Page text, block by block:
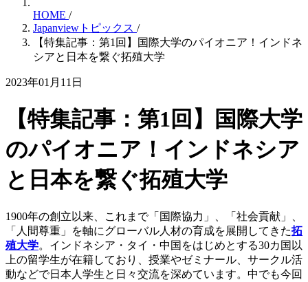
HOME /
Japanviewトピックス /
【特集記事：第1回】国際大学のパイオニア！インドネ
シアと日本を繋ぐ拓殖大学
2023年01月11日
【特集記事：第1回】国際大学
のパイオニア！インドネシア
と日本を繋ぐ拓殖大学
1900年の創立以来、これまで「国際協力」、「社会貢献」、
「人間尊重」を軸にグローバル人材の育成を展開してきた拓
殖大学。インドネシア・タイ・中国をはじめとする30カ国以
上の留学生が在籍しており、授業やゼミナール、サークル活
動などで日本人学生と日々交流を深めています。中でも今回